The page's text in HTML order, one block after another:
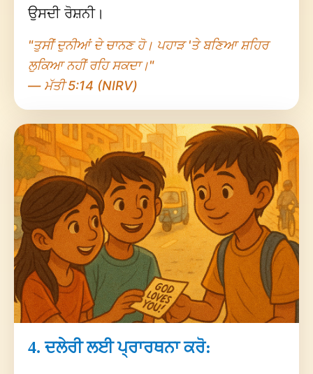
ਉਸਦੀ ਰੋਸ਼ਨੀ।
"ਤੁਸੀਂ ਦੁਨੀਆਂ ਦੇ ਚਾਨਣ ਹੋ। ਪਹਾੜ 'ਤੇ ਬਣਿਆ ਸ਼ਹਿਰ
ਲੁਕਿਆ ਨਹੀਂ ਰਹਿ ਸਕਦਾ।"
— ਮੱਤੀ 5:14 (NIRV)
4. ਦਲੇਰੀ ਲਈ ਪ੍ਰਾਰਥਨਾ ਕਰੋ: